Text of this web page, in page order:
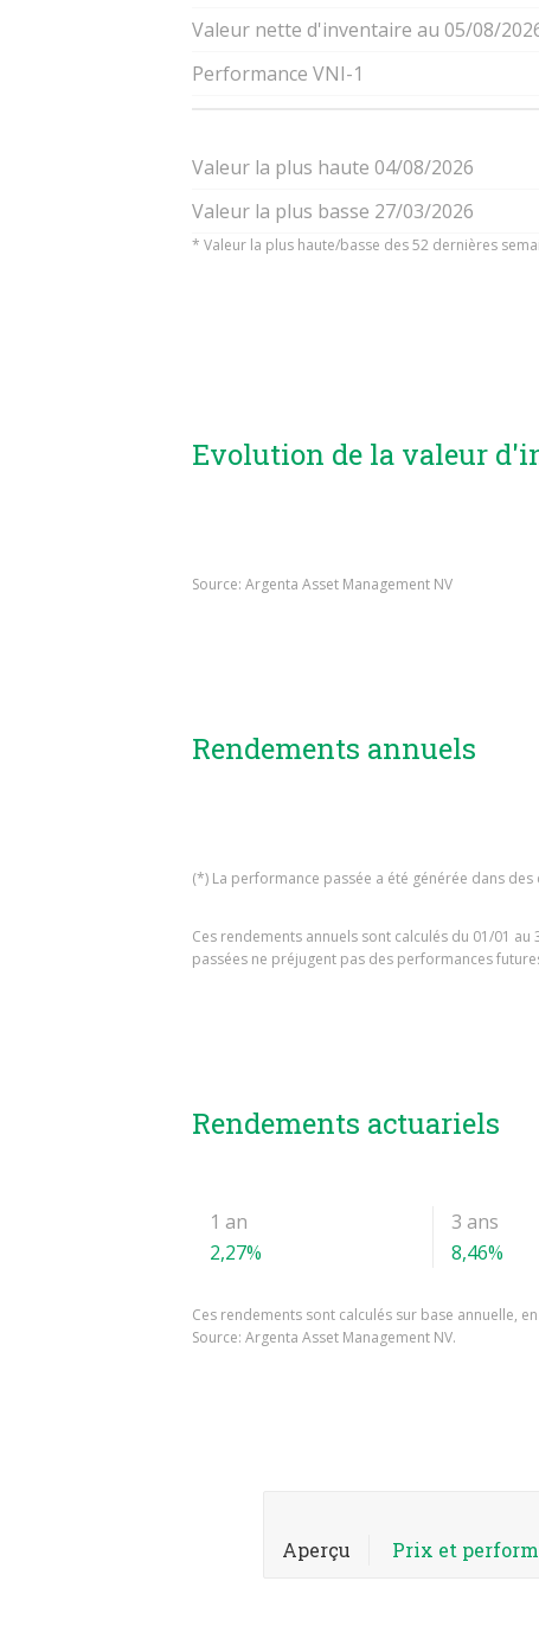
Valeur nette d'inventaire au 05/08/
Performance VNI-1
Valeur la plus haute 04/08/2026
Valeur la plus basse 27/03/2026
* Valeur la plus haute/basse des 52 dernières
Evolution de la valeur
Source: Argenta Asset Management NV
Rendements annuels
(*) La performance passée a été générée dans
Ces rendements annuels sont calculés du 01/01
passées ne préjugent pas des performances
Rendements actuariels
1 an
2,27%
3 ans
8,46%
Ces rendements sont calculés sur base annuelle,
Source: Argenta Asset Management NV.
Aperçu Prix et